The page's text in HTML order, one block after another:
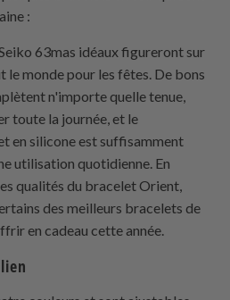
:
63mas idéaux figureront sur
le monde pour les fêtes. De bons
n'importe quelle tenue,
toute la journée, et le
en silicone est suffisamment
utilisation quotidienne. En
qualités du bracelet Orient,
des meilleurs bracelets de
en cadeau cette année.